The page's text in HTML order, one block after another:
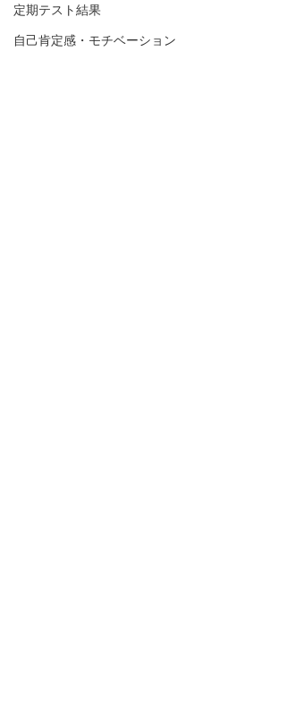
定期テスト結果
自己肯定感・モチベーション